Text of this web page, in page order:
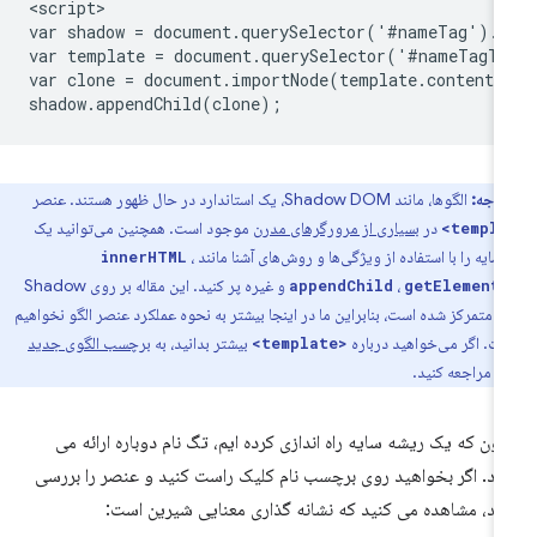
<script>
var shadow =
var template =
var clone =
الگوها، مانند Shadow DOM، یک استاندارد در حال ظهور هستند. عنصر
دربسیاری از مرورگرهای مدرنموجود است. همچنین می‌توانید یک
را با استفاده از ویژگی‌ها و روش‌های آشنا مانند innerHTML،
appendChild،
و غیره پر کنید. این مقاله بر روی Shadow
DOM متمرکز شده است، بنابراین ما در اینجا بیشتر به نحوه عملکرد عنصر الگو نخواهیم
اگر می‌خواهید درباره <template> بیشتر بدانید، بهبرچسب الگوی جدید
مراجعه کنید.
که یک ریشه سایه راه اندازی کرده ایم، تگ نام دوباره ارائه می
اگر بخواهید روی برچسب نام کلیک راست کنید و عنصر را بررسی
مشاهده می کنید که نشانه گذاری معنایی شیرین است: